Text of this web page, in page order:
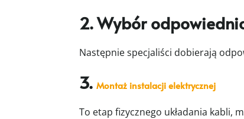
2. Wybór
Następnie specjaliści dobierają
3.Montaż instalacji elektrycznej
To etap fizycznego układania kabli,